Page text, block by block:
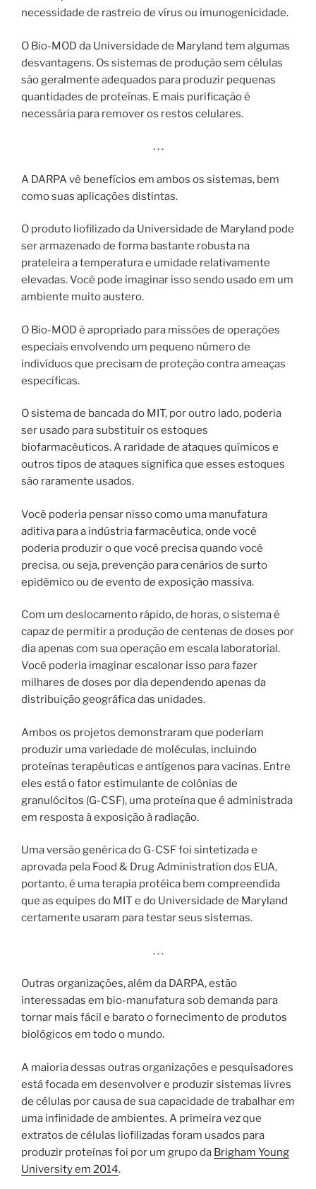
necessidade de rastreio de vírus ou imunogenicidade.
O Bio-MOD da Universidade de Maryland tem algumas
desvantagens. Os sistemas de produção sem células
são geralmente adequados para produzir pequenas
quantidades de proteínas. E mais purificação é
necessária para remover os restos celulares.
. . .
A DARPA vê benefícios em ambos os sistemas, bem
como suas aplicações distintas.
O produto liofilizado da Universidade de Maryland pode
​​ser armazenado de forma bastante robusta na
prateleira a temperatura e umidade relativamente
elevadas. Você pode imaginar isso sendo usado em um
ambiente muito austero.
O Bio-MOD é apropriado para missões de operações
especiais envolvendo um pequeno número de
indivíduos que precisam de proteção contra ameaças
específicas.
O sistema de bancada do MIT, por outro lado, poderia
ser usado para substituir os estoques
biofarmacêuticos. A raridade de ataques químicos e
outros tipos de ataques significa que esses estoques
são raramente usados.
Você poderia pensar nisso como uma manufatura
aditiva para a indústria farmacêutica, onde você
poderia produzir o que você precisa quando você
precisa, ou seja, prevenção para cenários de surto
epidêmico ou de evento de exposição massiva.
Com um deslocamento rápido, de horas, o sistema é
capaz de permitir a produção de centenas de doses por
dia apenas com sua operação em escala laboratorial.
Você poderia imaginar escalonar isso para fazer
milhares de doses por dia dependendo apenas da
distribuição geográfica das unidades.
Ambos os projetos demonstraram que poderiam
produzir uma variedade de moléculas, incluindo
proteínas terapêuticas e antígenos para vacinas. Entre
eles está o fator estimulante de colônias de
granulócitos (G-CSF), uma proteína que é administrada
em resposta à exposição à radiação.
Uma versão genérica do G-CSF foi sintetizada e
aprovada pela Food & Drug Administration dos EUA,
portanto, é uma terapia protéica bem compreendida
que as equipes do MIT e do Universidade de Maryland
certamente usaram para testar seus sistemas.
. . .
Outras organizações, além da DARPA, estão
interessadas em bio-manufatura sob demanda para
tornar mais fácil e barato o fornecimento de produtos
biológicos em todo o mundo.
A maioria dessas outras organizações e pesquisadores
está focada em desenvolver e produzir sistemas livres
de células por causa de sua capacidade de trabalhar em
uma infinidade de ambientes. A primeira vez que
extratos de células liofilizadas foram usados ​​para
produzir proteínas foi por um grupo da Brigham Young
University em 2014.